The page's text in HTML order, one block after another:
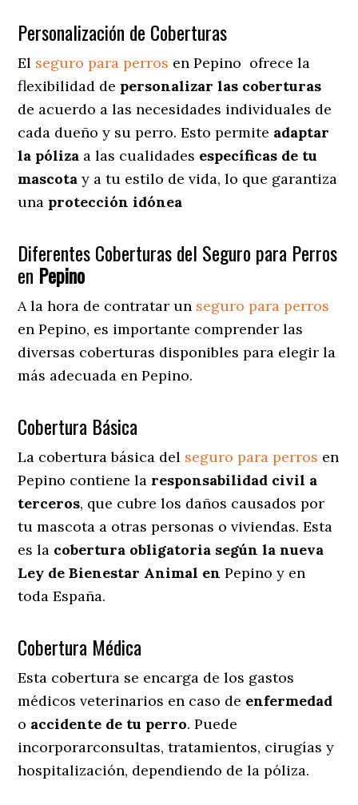
Personalización de Coberturas
El seguro para perros en Pepino ofrece la
flexibilidad de personalizar las coberturas
de acuerdo a las necesidades individuales de
cada dueño y su perro. Esto permite adaptar
la póliza a las cualidades específicas de tu
mascota y a tu estilo de vida, lo que garantiza
una protección idónea
Diferentes Coberturas del Seguro para Perros
en Pepino
A la hora de contratar un seguro para perros
en Pepino, es importante comprender las
diversas coberturas disponibles para elegir la
más adecuada en Pepino.
Cobertura Básica
La cobertura básica del seguro para perros en
Pepino contiene la responsabilidad civil a
terceros, que cubre los daños causados por
tu mascota a otras personas o viviendas. Esta
es la cobertura obligatoria según la nueva
Ley de Bienestar Animal enPepino y en
toda España.
Cobertura Médica
Esta cobertura se encarga de los gastos
médicos veterinarios en caso de enfermedad
o accidente de tu perro. Puede
incorporarconsultas, tratamientos, cirugías y
hospitalización, dependiendo de la póliza.